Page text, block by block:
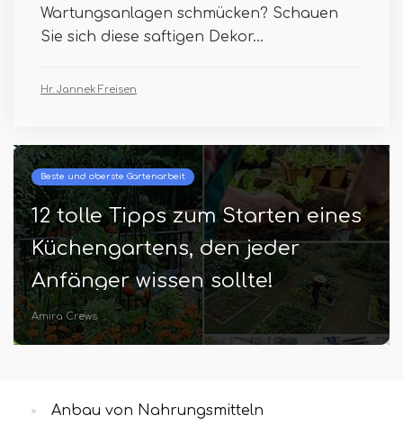
Wartungsanlagen schmücken? Schauen
Sie sich diese saftigen Dekor...
Hr. Jannek Freisen
Beste und oberste Gartenarbeit
12 tolle Tipps zum Starten eines
Küchengartens, den jeder
Anfänger wissen sollte!
Amira Crews
Anbau von Nahrungsmitteln